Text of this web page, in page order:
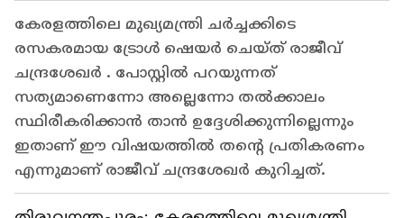
കേരളത്തിലെ മുഖ്യമന്ത്രി ചർച്ചക്കിടെ
രസകരമായ ട്രോൾ ഷെയർ ചെയ്ത് രാജീവ്
ചന്ദ്രശേഖർ . പോസ്റ്റിൽ പറയുന്നത്
സത്യമാണെന്നോ അല്ലെന്നോ തൽക്കാലം
സ്ഥിരീകരിക്കാൻ താൻ ഉദ്ദേശിക്കുന്നില്ലെന്നും
ഇതാണ് ഈ വിഷയത്തിൽ തന്‍റെ പ്രതികരണം
എന്നുമാണ് രാജീവ് ചന്ദ്രശേഖർ കുറിച്ചത്.